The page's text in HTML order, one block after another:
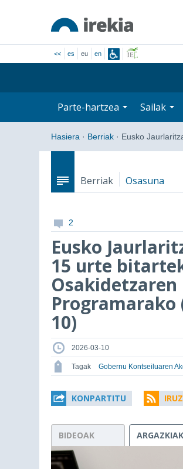
<< es eu en
Parte-hartzea Sailak
Hasiera · Berriak · Eusko
Berriak Osasuna
2
Eusko
15 urte
Programarako
10)
2026-03-10
Tagak Gobernu Kontseiluaren
KONPARTITU
BIDEOAK ARGAZKIAK